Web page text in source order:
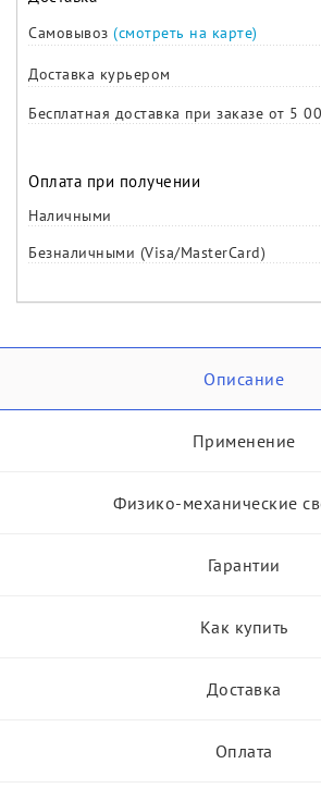
Самовывоз (смотреть на карте)
Доставка курьером
Бесплатная доставка при заказе от 5
Оплата при получении
Наличными
Безналичными (Visa/MasterCard)
Описание
Применение
Физико-механические
Гарантии
Как купить
Доставка
Оплата